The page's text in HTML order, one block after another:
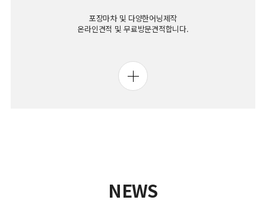
포장마차 및 다양한어닝제작
온라인견적 및 무료방문견적합니다.
NEWS